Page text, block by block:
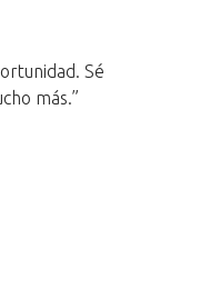
Sé
más.”